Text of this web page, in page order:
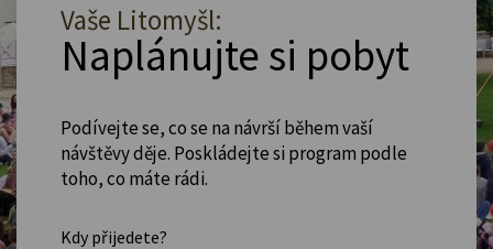
Vaše Litomyšl:
Naplánujte si pobyt
Podívejte se, co se na návrší během vaší
návštěvy děje. Poskládejte si program podle
toho, co máte rádi.
Kdy přijedete?